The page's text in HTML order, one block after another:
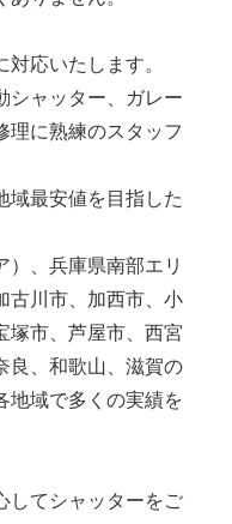
応いたします。
シャッター、ガレー
理に熟練のスタッフ
域最安値を目指した
、兵庫県南部エリ
古川市、加西市、小
塚市、芦屋市、西宮
良、和歌山、滋賀の
地域で多くの実績を
してシャッターをご